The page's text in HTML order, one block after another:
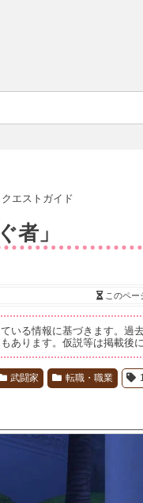
クエストガイド
者」
このペー
いる情報に基づきます。過
あります。仮説等は掲載後
武闘家 転職・職業